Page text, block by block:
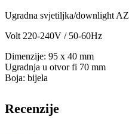
Ugradna svjetiljka/downlight
Volt 220-240V / 50-60Hz
Dimenzije: 95 x 40 mm
Ugradnja u otvor fi 70 mm
Boja: bijela
Recenzije